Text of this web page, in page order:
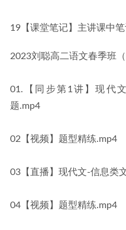
19【课堂笔记】主讲课中
2023刘聪高二语文春季班
01.【同步第1讲】现代
题.mp4
02【视频】题型精练.mp4
03【直播】现代文-信息类
04【视频】题型精练.mp4